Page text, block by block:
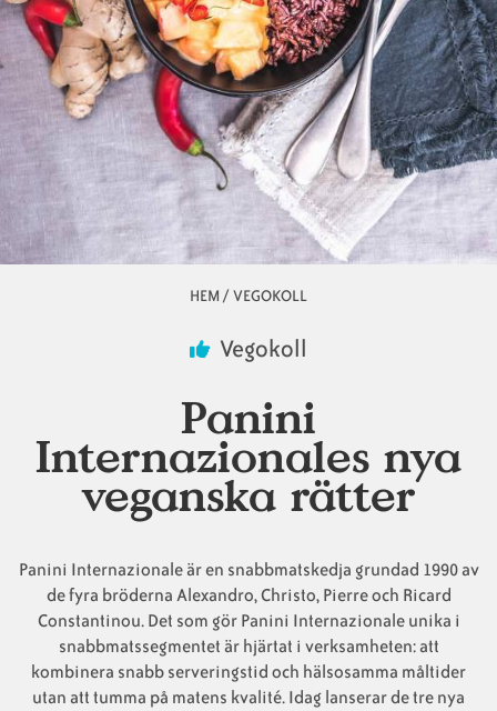
Animaliska
ingredienser
Veganska
konsumentlistor
Vanliga
frågor
Veganska
substitut
Veganska
certifieringar
HEM /VEGOKOLL
Vegokoll
Panini
Internazionales nya
veganska rätter
Panini Internazionale är en snabbmatskedja grundad 1990 av
de fyra bröderna Alexandro, Christo, Pierre och Ricard
Constantinou. Det som gör Panini Internazionale unika i
snabbmatssegmentet är hjärtat i verksamheten: att
kombinera snabb serveringstid och hälsosamma måltider
utan att tumma på matens kvalité. Idag lanserar de tre nya